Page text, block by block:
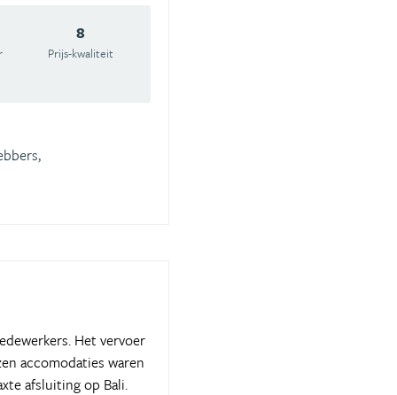
8
Prijs-kwaliteit
Het vervoer
accomodaties waren
afsluiting op Bali.